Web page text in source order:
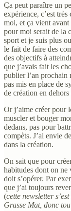
Ça peut paraître un
expérience, c’est
moi, et ça vient
pour moi serait de la
sport et je suis plus
le fait de faire des
des objectifs à
que j’avais fait les
publier l’an prochain
pas mis en place de
de création en
Or j’aime créer pour
muscler et bouger
dedans, pas pour
compèts. J’ai envie
dans la création.
On sait que pour
habitudes dont on ne
doit s’opérer. Par
que j’ai toujours
(cette newsletter
Grasse Mat, donc